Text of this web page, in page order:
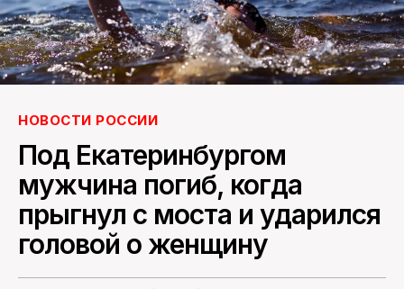
НОВОСТИ РОССИИ
Под Екатеринбургом
мужчина погиб, когда
прыгнул с моста и ударился
головой о женщину